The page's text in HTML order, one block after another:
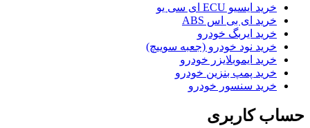
خرید ایسیو ECU ای سی یو
خرید ای بی اس ABS
خرید ایربگ خودرو
خرید نود خودرو (جعبه سوییچ)
خرید ایموبلایزر خودرو
خرید پمپ بنزین خودرو
خرید سنسور خودرو
حساب کاربری